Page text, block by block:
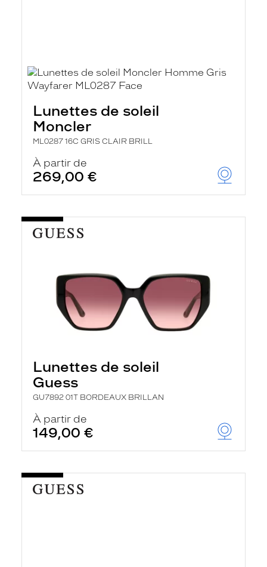
Lunettes de soleil
Moncler
ML0287 16C GRIS CLAIR BRILL
À partir de
269,00 €
Lunettes de soleil
Guess
GU7892 01T BORDEAUX BRILLAN
À partir de
149,00 €